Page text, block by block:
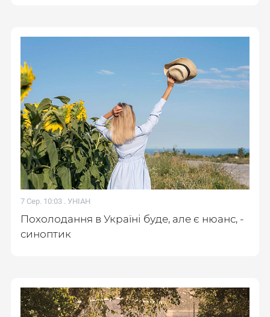
7 Сер. 10:03 . УНІАН
Похолодання в Україні буде, але є нюанс, -
синоптик